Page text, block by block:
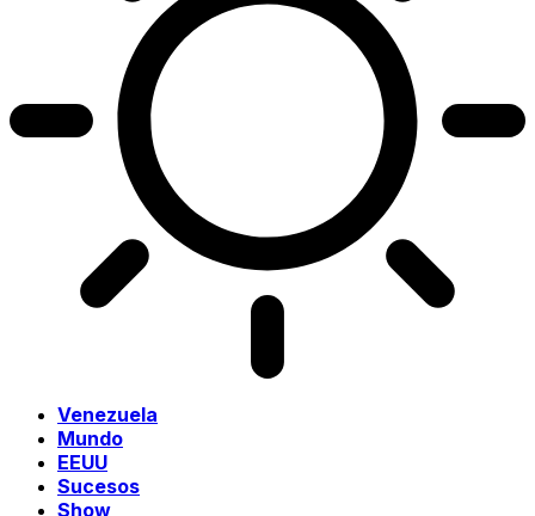
Venezuela
Mundo
EEUU
Sucesos
Show